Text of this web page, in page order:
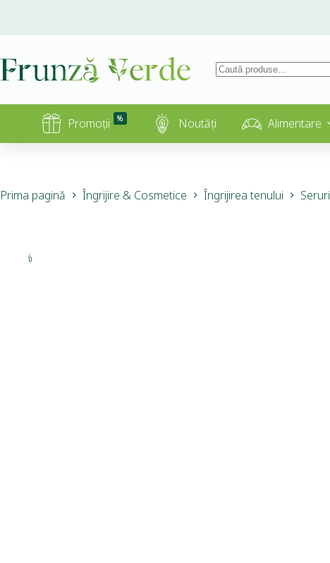
Promoții % Noutăți Alimentare
Prima pagină Îngrijire & Cosmetice Îngrijirea tenului Seruri
-15%